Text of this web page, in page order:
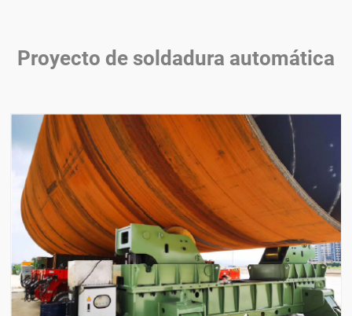
Proyecto de soldadura automática